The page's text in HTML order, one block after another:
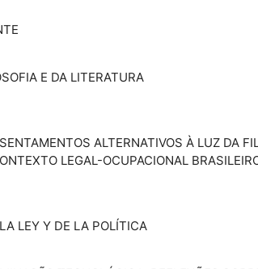
E DA LITERATURA
ALTERNATIVOS À LUZ DA
LEGAL-OCUPACIONAL
LEY Y DE LA POLÍTICA